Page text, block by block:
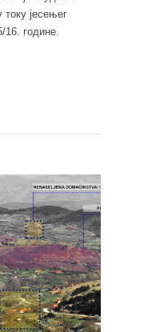
току јесењег
године.